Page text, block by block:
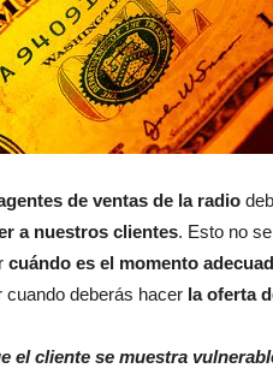
de ventas de la radio
a nuestros clientes. Esto no
cuándo es el momento
cuando deberás hacer la oferta
el cliente se muestra